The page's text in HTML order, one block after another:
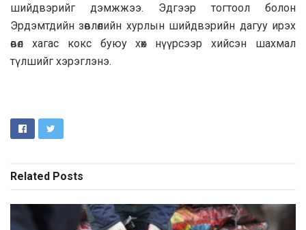
шийдвэрийг дэмжжээ. Эдгээр тогтоол болон
Эрдэмтдийн зөвлөлийн хурлын шийдвэрийн дагуу ирэх
өвөл хагас кокс буюу хөх нүүрсээр хийсэн шахмал
түлшийг хэрэглэнэ.
Related Posts